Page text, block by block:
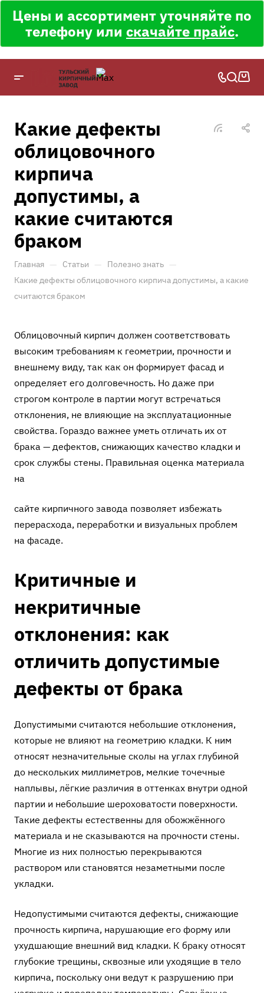
Цены и ассортимент уточняйте по
телефону или скачайте прайс.
Какие дефекты
облицовочного
кирпича
допустимы, а
какие считаются
браком
Главная — Статьи — Полезно знать —
Какие дефекты облицовочного кирпича допустимы, а какие
считаются браком
Облицовочный кирпич должен соответствовать
высоким требованиям к геометрии, прочности и
внешнему виду, так как он формирует фасад и
определяет его долговечность. Но даже при
строгом контроле в партии могут встречаться
отклонения, не влияющие на эксплуатационные
свойства. Гораздо важнее уметь отличать их от
брака — дефектов, снижающих качество кладки и
срок службы стены. Правильная оценка материала
на
сайте кирпичного завода позволяет избежать
перерасхода, переработки и визуальных проблем
на фасаде.
Критичные и
некритичные
отклонения: как
отличить допустимые
дефекты от брака
Допустимыми считаются небольшие отклонения,
которые не влияют на геометрию кладки. К ним
относят незначительные сколы на углах глубиной
до нескольких миллиметров, мелкие точечные
наплывы, лёгкие различия в оттенках внутри одной
партии и небольшие шероховатости поверхности.
Такие дефекты естественны для обожжённого
материала и не сказываются на прочности стены.
Многие из них полностью перекрываются
раствором или становятся незаметными после
укладки.
Недопустимыми считаются дефекты, снижающие
прочность кирпича, нарушающие его форму или
ухудшающие внешний вид кладки. К браку относят
глубокие трещины, сквозные или уходящие в тело
кирпича, поскольку они ведут к разрушению при